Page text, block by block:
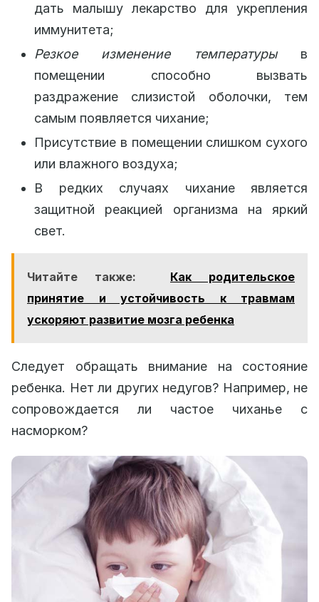
дать малышу лекарство для укрепления
иммунитета;
Резкое изменение температурыв
помещении способно вызвать
раздражение слизистой оболочки, тем
самым появляется чихание;
Присутствие в помещении слишком сухого
или влажного воздуха;
В редких случаях чихание является
защитной реакцией организма на яркий
свет.
Читайте также:
Как родительское
принятие и устойчивость к травмам
ускоряют развитие мозга ребенка
Следует обращать внимание на состояние
ребенка. Нет ли других недугов? Например, не
сопровождается ли частое чиханье с
насморком?